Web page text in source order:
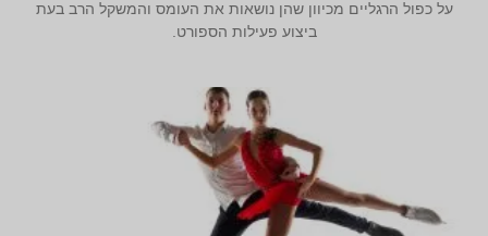
על כפול הרגליים מכיוון שהן נושאות את העומס והמשקל הרב בעת
ביצוע פעילות הספורט.